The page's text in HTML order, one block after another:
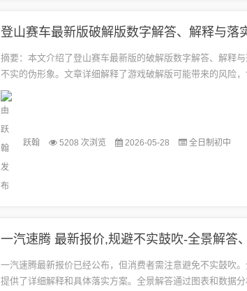
摘要：本文介绍了登山赛车最新版的破解版数字解答、解释
不实的伪形象。文章详细解释了游戏破解版可能带来的风险
信息泄露等，并呼吁用户选择正规渠道下载游戏，遵守游戏规
的...
跃翰 5208 次浏览 2026-05-28 全日制初中
一汽速腾最新报价已经公布，但消费者需注意避免不实鼓吹
提供了详细解释和具体落实方案。全景解答通过图表和数据